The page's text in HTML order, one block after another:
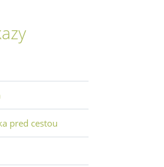
pred cestou